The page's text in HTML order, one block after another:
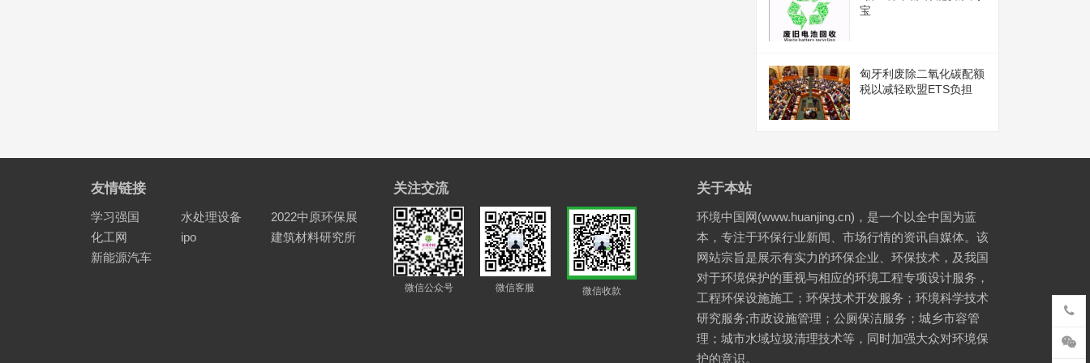
宝
匈牙利废除二氧化碳配额
税以减轻欧盟ETS负担
友情链接
学习强国 水处理设备
2022中原环保展
化工网
ipo
建筑材料研究所
新能源汽车
关注交流
微信公众号 微信客服 微信收款
关于本站
环境中国网(www.huanjing.cn)，是一个以全中国为蓝
本，专注于环保行业新闻、市场行情的资讯自媒体。该
网站宗旨是展示有实力的环保企业、环保技术，及我国
对于环境保护的重视与相应的环境工程专项设计服务，
工程环保设施施工；环保技术开发服务；环境科学技术
研究服务;市政设施管理；公厕保洁服务；城乡市容管
理；城市水域垃圾清理技术等，同时加强大众对环境保
护的意识。